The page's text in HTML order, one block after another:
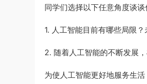
同学们选择以下任意角度谈
1. 人工智能目前有哪些局限
2. 随着人工智能的不断发展
为使人工智能更好地服务生
试《行测》真题（下半年卷）答案及解析
下载了资源2021年公务员多省联考
《行测》真题答案及解析
下载了资源2004年广东公务员考试
《行测》真题(下半年）答案及解析
下载了资源
2019年420联考《行
《行测》三卷答案及解析